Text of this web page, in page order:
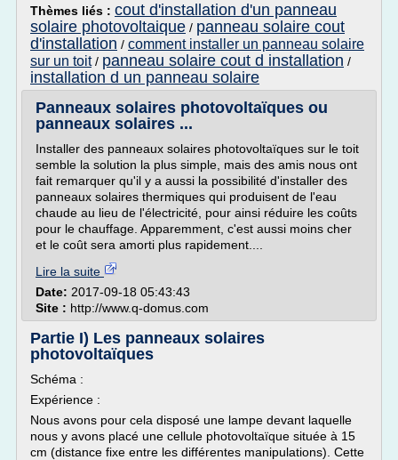
Thèmes liés : cout d'installation d'un panneau
solaire photovoltaique / panneau solaire cout
d'installation / comment installer un panneau solaire
sur un toit/ panneau solaire cout d installation /
installation d un panneau solaire
Panneaux solaires photovoltaïques ou
panneaux solaires ...
Installer des panneaux solaires photovoltaïques sur le toit
semble la solution la plus simple, mais des amis nous ont
fait remarquer qu'il y a aussi la possibilité d'installer des
panneaux solaires thermiques qui produisent de l'eau
chaude au lieu de l'électricité, pour ainsi réduire les coûts
pour le chauffage. Apparemment, c'est aussi moins cher
et le coût sera amorti plus rapidement....
Lire la suite
Date: 2017-09-18 05:43:43
Site : http://www.q-domus.com
Partie I) Les panneaux solaires
photovoltaïques
Schéma :
Expérience :
Nous avons pour cela disposé une lampe devant laquelle
nous y avons placé une cellule photovoltaïque située à 15
cm (distance fixe entre les différentes manipulations). Cette